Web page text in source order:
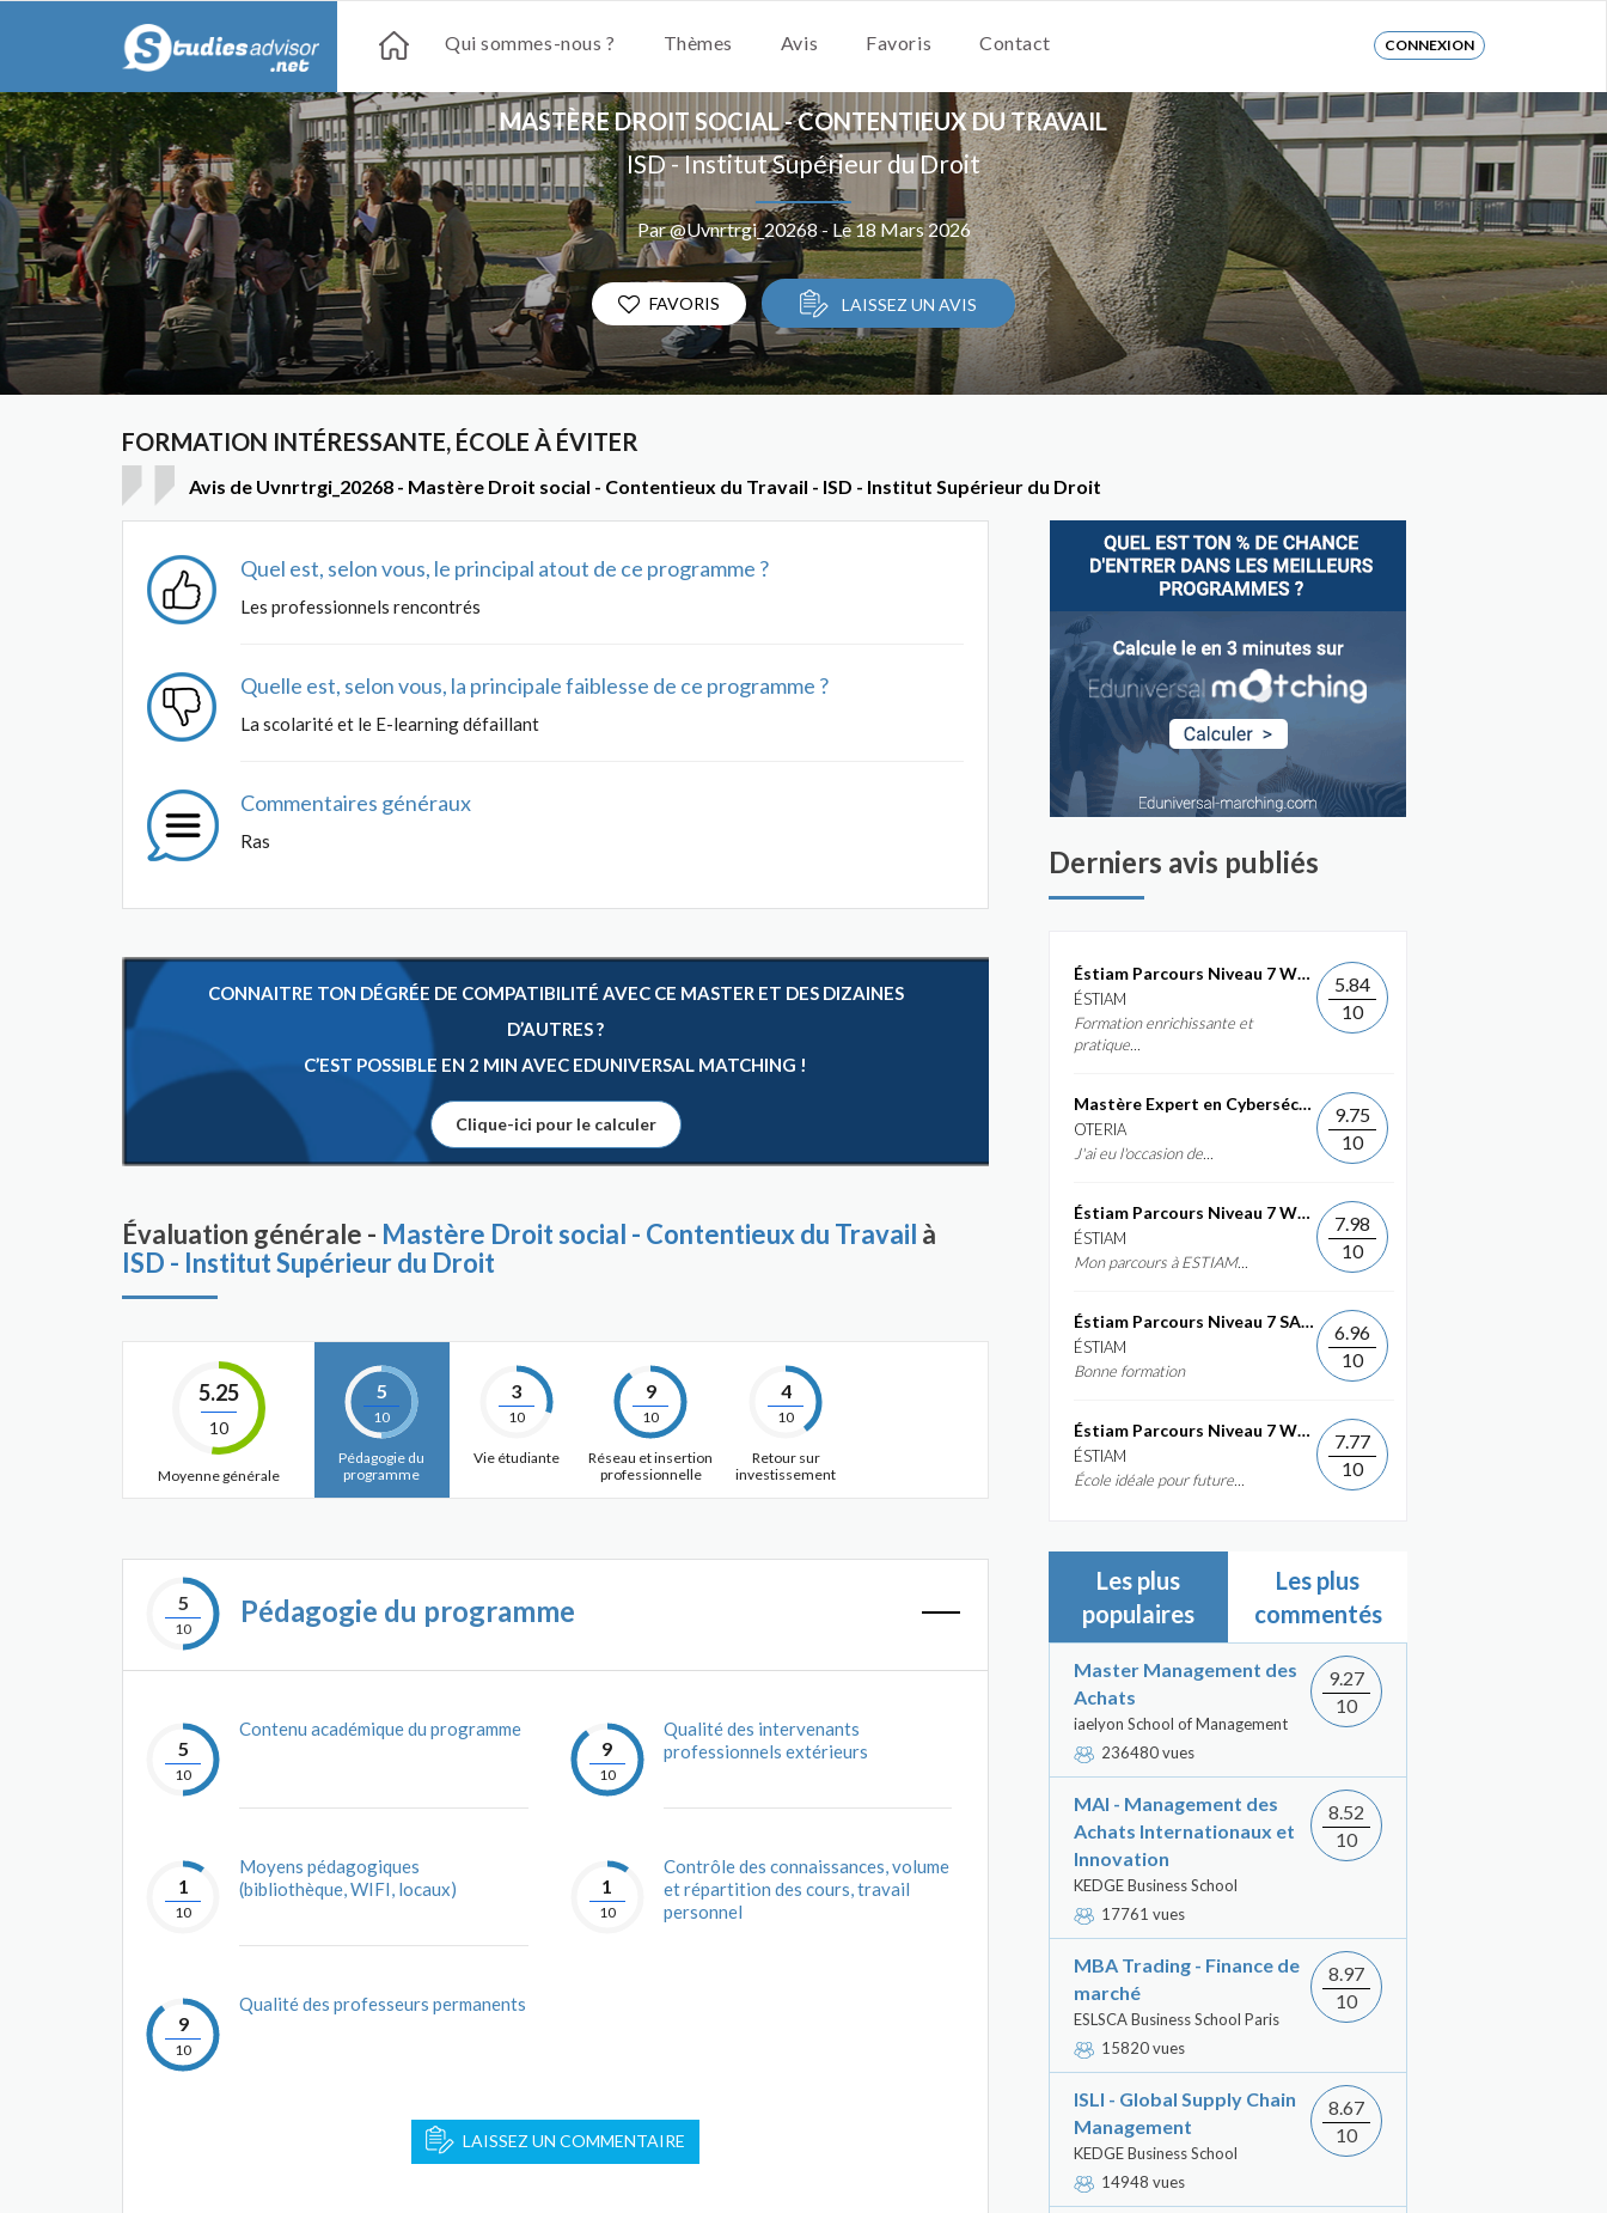
Qui sommes-nous ? Thèmes Avis Favoris Contact CONNEXION
MASTÈRE DROIT SOCIAL - CONTENTIEUX DU TRAVAIL
ISD - Institut Supérieur du Droit
Par @Uvnrtrgi_20268 - Le 18 Mars 2026
FAVORIS LAISSEZ UN AVIS
FORMATION INTÉRESSANTE, ÉCOLE À ÉVITER
Avis de Uvnrtrgi_20268 - Mastère Droit social - Contentieux du Travail - ISD - Institut Supérieur du Droit
Quel est, selon vous, le principal atout de ce programme ?
Les professionnels rencontrés
Quelle est, selon vous, la principale faiblesse de ce programme ?
La scolarité et le E-learning défaillant
Commentaires généraux
Ras
CONNAITRE TON DÉGRÉE DE COMPATIBILITÉ AVEC CE MASTER ET DES DIZAINES
D’AUTRES ?
C’EST POSSIBLE EN 2 MIN AVEC EDUNIVERSAL MATCHING !
Clique-ici pour le calculer
Évaluation générale - Mastère Droit social - Contentieux du Travail à
ISD - Institut Supérieur du Droit
5.25
10
Moyenne générale
5
10
Pédagogie du
programme
3
10
Vie étudiante
9
10
Réseau et insertion
professionnelle
4
10
Retour sur
investissement
5
10
Pédagogie du programme
5
10
Contenu académique du programme
1
10
Moyens pédagogiques
(bibliothèque, WIFI, locaux)
9
10
Qualité des professeurs permanents
9
10
Qualité des intervenants
professionnels extérieurs
1
10
Contrôle des connaissances, volume
et répartition des cours, travail
personnel
LAISSEZ UN COMMENTAIRE
Derniers avis publiés
Éstiam Parcours Niveau 7 Web &...
ÉSTIAM
Formation enrichissante et
pratique...
5.84
10
Mastère Expert en Cybersécurité
OTERIA
J'ai eu l'occasion de...
9.75
10
Éstiam Parcours Niveau 7 Web &...
ÉSTIAM
Mon parcours à ESTIAM...
7.98
10
Éstiam Parcours Niveau 7 SAP ERP...
ÉSTIAM
Bonne formation
6.96
10
Éstiam Parcours Niveau 7 Web &...
ÉSTIAM
École idéale pour future...
7.77
10
Les plus
populaires
Les plus
commentés
Master Management des
Achats
iaelyon School of Management
236480 vues
9.27
10
MAI - Management des
Achats Internationaux et
Innovation
KEDGE Business School
17761 vues
8.52
10
MBA Trading - Finance de
marché
ESLSCA Business School Paris
15820 vues
8.97
10
ISLI - Global Supply Chain
Management
KEDGE Business School
14948 vues
8.67
10